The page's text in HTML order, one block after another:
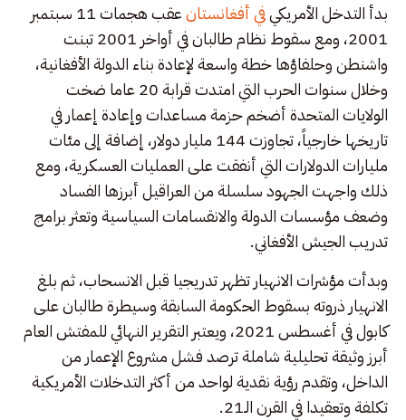
بدأ التدخل الأمريكيفي أفغانستان
عقب هجمات 11 سبتمبر
2001، ومع سقوط نظام طالبان في أواخر 2001 تبنت
واشنطن وحلفاؤها خطة واسعة لإعادة بناء الدولة الأفغانية،
وخلال سنوات الحرب التي امتدت قرابة 20 عاما ضخت
الولايات المتحدة أضخم حزمة مساعدات وإعادة إعمار في
تاريخها خارجياً، تجاوزت 144 مليار دولار، إضافة إلى مئات
مليارات الدولارات التي أنفقت على العمليات العسكرية، ومع
ذلك واجهت الجهود سلسلة من العراقيل أبرزها الفساد
وضعف مؤسسات الدولة والانقسامات السياسية وتعثر برامج
تدريب الجيش الأفغاني.
وبدأت مؤشرات الانهيار تظهر تدريجيا قبل الانسحاب، ثم بلغ
الانهيار ذروته بسقوط الحكومة السابقة وسيطرة طالبان على
كابول في أغسطس 2021، ويعتبر التقرير النهائي للمفتش العام
أبرز وثيقة تحليلية شاملة ترصد فشل مشروع الإعمار من
الداخل، وتقدم رؤية نقدية لواحد من أكثر التدخلات الأمريكية
تكلفة وتعقيدا في القرن الـ21.